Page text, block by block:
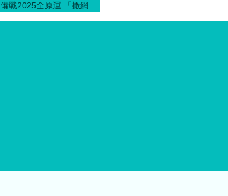
備戰2025全原運 「撒網...